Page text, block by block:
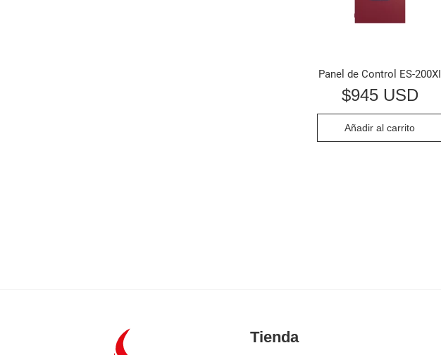
Panel de Control ES-200XI
$945 USD
Añadir al carrito
Tienda